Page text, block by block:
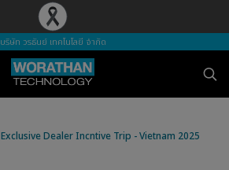
บริษัท วรธันย์ เทคโนโลยี จำกัด
Exclusive Dealer Incntive Trip - Vietnam 2025